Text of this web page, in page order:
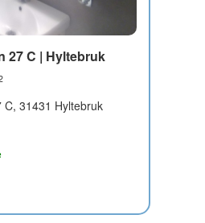
27 C | Hyltebruk
31431 Hyltebruk